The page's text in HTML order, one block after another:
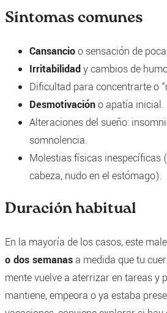
Síntomas comunes
Cansancioo sensación de
Irritabilidady cambios de
Dificultad para concentrarte o
Desmotivacióno apatía inicial.
Alteraciones del sueño:
somnolencia.
Molestias físicas inespecíficas
cabeza, nudo en el estómago).
Duración habitual
En la mayoría de los casos, este
o dos semanasa medida que tu
mente vuelve a aterrizar en tareas y
mantiene, empeora o ya estaba